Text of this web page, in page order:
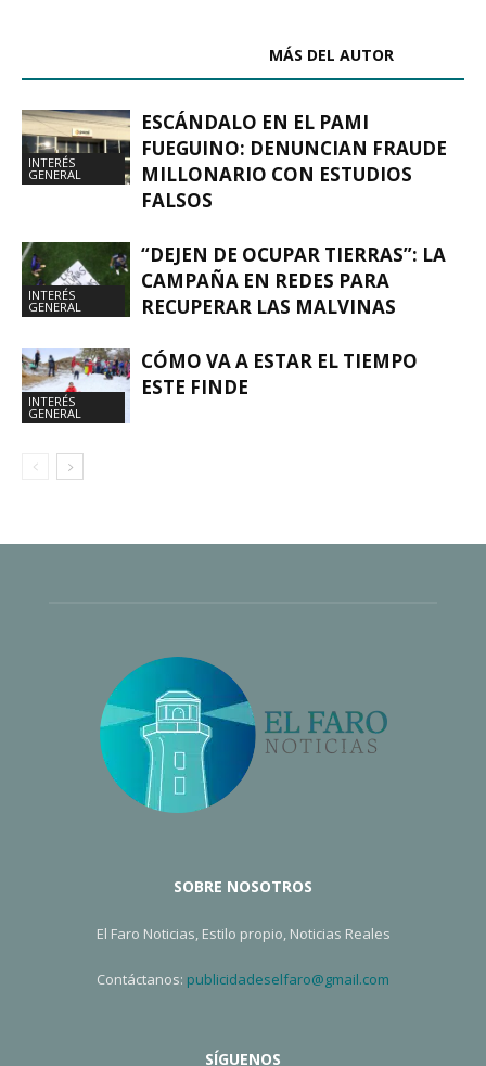
MÁS DEL AUTOR
INTERÉS
GENERAL
ESCÁNDALO EN EL PAMI
FUEGUINO: DENUNCIAN FRAUDE
MILLONARIO CON ESTUDIOS
FALSOS
INTERÉS
GENERAL
“DEJEN DE OCUPAR TIERRAS”: LA
CAMPAÑA EN REDES PARA
RECUPERAR LAS MALVINAS
INTERÉS
GENERAL
CÓMO VA A ESTAR EL TIEMPO
ESTE FINDE
SOBRE NOSOTROS
El Faro Noticias, Estilo propio, Noticias Reales
Contáctanos: publicidadeselfaro@gmail.com
SÍGUENOS